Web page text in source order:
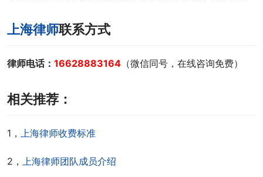
上海律师联系方式
律师电话： 16628883164 （微信同号，在线咨询免费）
相关推荐：
1， 上海律师收费标准
2， 上海律师团队成员介绍